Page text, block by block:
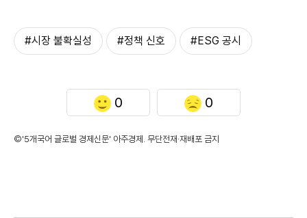
#시장 불확실성 #정책 신호 #ESG 공시
0 0
©'5개국어 글로벌 경제신문' 아주경제. 무단전재·재배포 금지